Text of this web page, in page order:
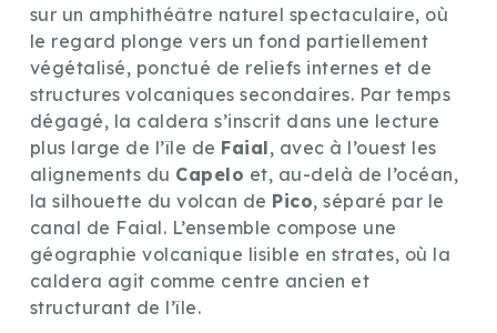
sur un amphithéâtre naturel spectaculaire, où
le regard plonge vers un fond partiellement
végétalisé, ponctué de reliefs internes et de
structures volcaniques secondaires. Par temps
dégagé, la caldera s’inscrit dans une lecture
plus large de l’île de Faial, avec à l’ouest les
alignements du Capelo et, au-delà de l’océan,
la silhouette du volcan de Pico, séparé par le
canal de Faial. L’ensemble compose une
géographie volcanique lisible en strates, où la
caldera agit comme centre ancien et
structurant de l’île.